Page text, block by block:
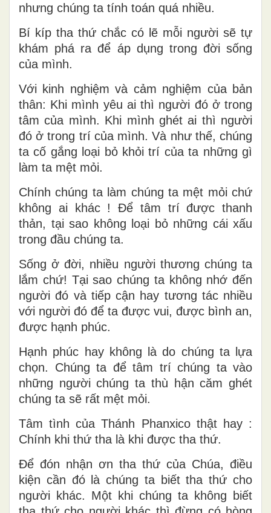
nhưng chúng ta tính toán quá nhiều.
Bí kíp tha thứ chắc có lẽ mỗi người sẽ tự
khám phá ra để áp dụng trong đời sống
của mình.
Với kinh nghiệm và cảm nghiệm của bản
thân: Khi mình yêu ai thì người đó ở trong
tâm của mình. Khi mình ghét ai thì người
đó ở trong trí của mình. Và như thế, chúng
ta cố gắng loại bỏ khỏi trí của ta những gì
làm ta mệt mỏi.
Chính chúng ta làm chúng ta mệt mỏi chứ
không ai khác ! Để tâm trí được thanh
thản, tại sao không loại bỏ những cái xấu
trong đầu chúng ta.
Sống ở đời, nhiều người thương chúng ta
lắm chứ! Tại sao chúng ta không nhớ đến
người đó và tiếp cận hay tương tác nhiều
với người đó để ta được vui, được bình an,
được hạnh phúc.
Hạnh phúc hay không là do chúng ta lựa
chọn. Chúng ta để tâm trí chúng ta vào
những người chúng ta thù hận căm ghét
chúng ta sẽ rất mệt mỏi.
Tâm tình của Thánh Phanxico thật hay :
Chính khi thứ tha là khi được tha thứ.
Để đón nhận ơn tha thứ của Chúa, điều
kiện cần đó là chúng ta biết tha thứ cho
người khác. Một khi chúng ta không biết